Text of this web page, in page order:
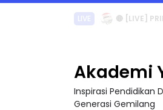
TRANSFORMASI
Akademi
Inspirasi Pendidikan
Generasi Gemilang